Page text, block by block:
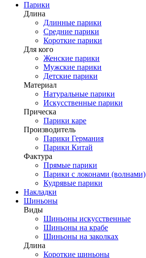
Парики
Длина
Длинные парики
Средние парики
Короткие парики
Для кого
Женские парики
Мужские парики
Детские парики
Материал
Натуральные парики
Искусственные парики
Прическа
Парики каре
Производитель
Парики Германия
Парики Китай
Фактура
Прямые парики
Парики с локонами (волнами)
Кудрявые парики
Накладки
Шиньоны
Виды
Шиньоны искусственные
Шиньоны на крабе
Шиньоны на заколках
Длина
Короткие шиньоны